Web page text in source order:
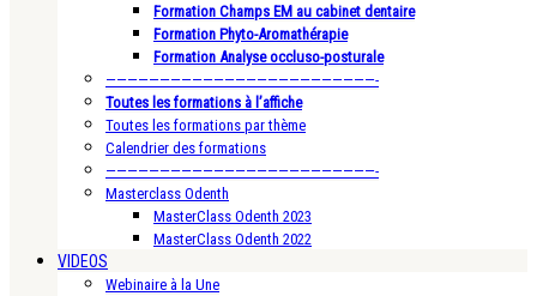
Formation Champs EM au cabinet dentaire
Formation Phyto-Aromathérapie
Formation Analyse occluso-posturale
—————————————————————————-
Toutes les formations à l’affiche
Toutes les formations par thème
Calendrier des formations
—————————————————————————-
Masterclass Odenth
MasterClass Odenth 2023
MasterClass Odenth 2022
VIDEOS
Webinaire à la Une